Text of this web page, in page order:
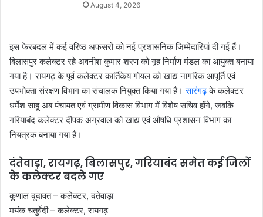
August 4, 2026
इस फेरबदल में कई वरिष्ठ अफसरों को नई प्रशासनिक जिम्मेदारियां दी गई हैं।
बिलासपुर कलेक्टर रहे अवनीश कुमार शरण को गृह निर्माण मंडल का आयुक्त बनाया
गया है। रायगढ़ के पूर्व कलेक्टर कार्तिकेय गोयल को खाद्य नागरिक आपूर्ति एवं
उपभोक्ता संरक्षण विभाग का संचालक नियुक्त किया गया है।सारंगढ़के कलेक्टर
धर्मेश साहू अब पंचायत एवं ग्रामीण विकास विभाग में विशेष सचिव होंगे, जबकि
गरियाबंद कलेक्टर दीपक अग्रवाल को खाद्य एवं औषधि प्रशासन विभाग का
नियंत्रक बनाया गया है।
दंतेवाड़ा, रायगढ़, बिलासपुर, गरियाबंद समेत कई जिलों
के कलेक्टर बदले गए
कुणाल दूदावत – कलेक्टर, दंतेवाड़ा
मयंक चतुर्वेदी – कलेक्टर, रायगढ़